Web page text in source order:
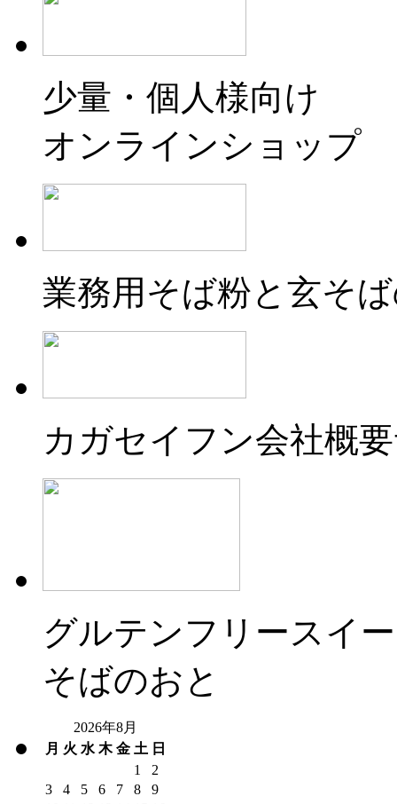
少量・個人様向け
オンラインショップ
業務用そば粉と玄そ
カガセイフン会社概
グルテンフリースイ
そばのおと
2026年8月
月 火 水 木 金 土 日
1
2
3
4 5 6 7 8
9